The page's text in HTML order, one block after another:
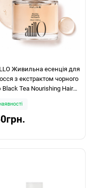
Живильна есенція для
з екстрактом чорного
Tea Nourishing Hair